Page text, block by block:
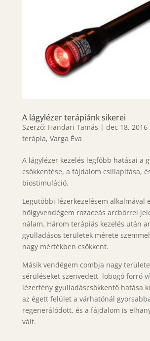
A lágylézer terápiánk sikerei
Szerző: Handari Tamás | dec 18, 2016
terápia, Varga Éva
A lágylézer kezelés legfőbb hatásai a
csökkentése, a fájdalom csillapítása,
biostimuláció.
Legutóbbi lézerkezelésem alkalmával
hölgyvendégem rozaceás arcbőrrel
nálam. Három terápiás kezelés után
gyulladásos területek mérete
nagy mértékben csökkent.
Másik vendégem combja nagy
sérüléseket szenvedett, lobogó forró
lézerfény gyulladáscsökkentő hatása
az égett felület a várhatónál
regenerálódott, és a fájdalom is
vált.